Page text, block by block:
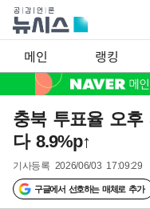
메인 랭킹
충북 투표율 오
다 8.9%p↑
기사등록 2026/06/03 17:09:29
구글에서 선호하는 매체로 추가